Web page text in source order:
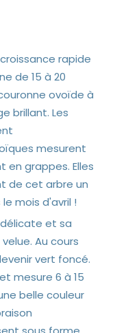
rapide
de 15 à 20
ovoïde à
brillant. Les
mesurent
en grappes. Elles
de cet arbre un
mois d'avril !
et sa
Au cours
vert foncé.
mesure 6 à 15
belle couleur